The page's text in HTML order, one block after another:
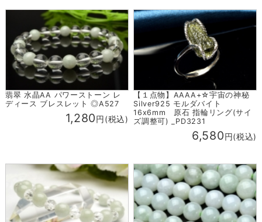
翡翠 水晶AA パワーストーン レ
ディース ブレスレット ◎A527
1,280円(税込)
【１点物】AAAA+☆宇宙の神秘
Silver925 モルダバイト
16x6mm 原石 指輪リング(サイ
ズ調整可) _PD3231
6,580円(税込)